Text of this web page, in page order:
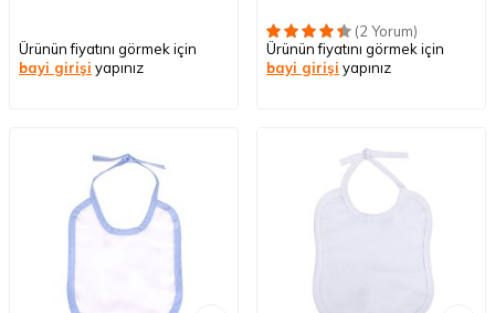
Ürünün fiyatını görmek için
bayi girişi yapınız
(2 Yorum)
Ürünün fiyatını görmek için
bayi girişi yapınız